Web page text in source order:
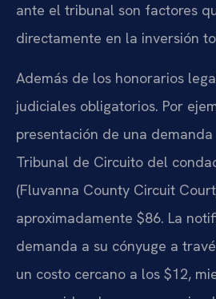
ante el tribunal son factores
directamente en la inversión
Además de los honorarios
judiciales obligatorios. Por
presentación de una
Tribunal de Circuito del
(Fluvanna County Circuit
aproximadamente $86. La
demanda a su cónyuge a
un costo cercano a los $12,